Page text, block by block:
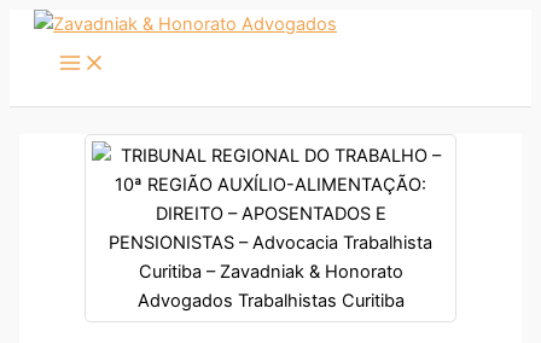
conteúdo